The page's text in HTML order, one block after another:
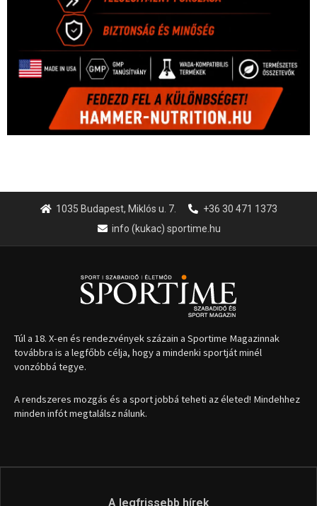
1035 Budapest, Miklós u. 7.
+36 30 471 1373
info (kukac) sportime.hu
Túl a 18. X-en és rendezvények százain a Sportime Magazinnak
továbbra is a legfőbb célja, hogy a mindenki sportját minél
vonzóbbá tegye.
A rendszeres mozgás és a sport jobbá teheti az életed! Mindehhez
minden infót megtalálsz nálunk.
A legfrissebb hírek